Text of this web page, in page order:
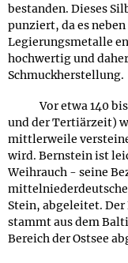
bestanden. Dieses
punziert, da es
Legierungsmetalle
hochwertig und
Schmuckherstellung.
Vor etwa 140
und der Tertiärzeit)
mittlerweile
wird. Bernstein ist
Weihrauch - seine
Stein, abgeleitet. Der
stammt aus dem
Bereich der Ostsee